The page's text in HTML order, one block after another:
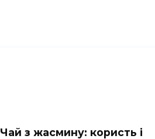
Чай з жасмину: користь і